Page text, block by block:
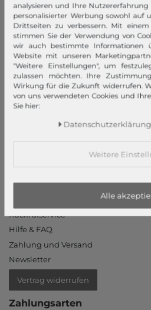
Widerrufsrecht
Datenschutzerklärung
Datenschutzeinstellungen
Barrierefreiheitserklärung
Jobs
Unsere Stores
Mein Konto
Kontakt
Rückrufservice
Hilfe & FAQ
Zahlung und Versand
Newsletter
Vertrag widerrufen
Zahlungsarten
analysieren und Ihre
personalisierter Werbung sowohl auf
Drittseiten zu verbessern. Mit
stimmen Sie der Verwendung von
wir auch bestimmte Informationen
Website mit unseren
"Weitere Einstellungen", um
zulassen möchten. Ihre
Wirkung für die Zukunft widerrufen.
von uns verwendeten Cookies und
Sie hier:
Daten­schutz­erklärung
Weitere
Alle